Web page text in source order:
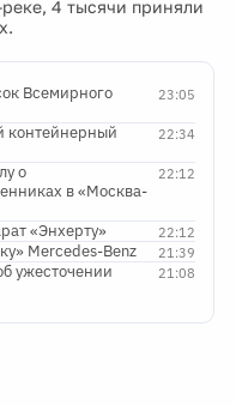
4 тысячи приняли
23:05
Всемирного
22:34
контейнерный
22:12
о
в «Москва-
22:12
«Энхерту»
21:39
Mercedes-Benz
21:08
ужесточении